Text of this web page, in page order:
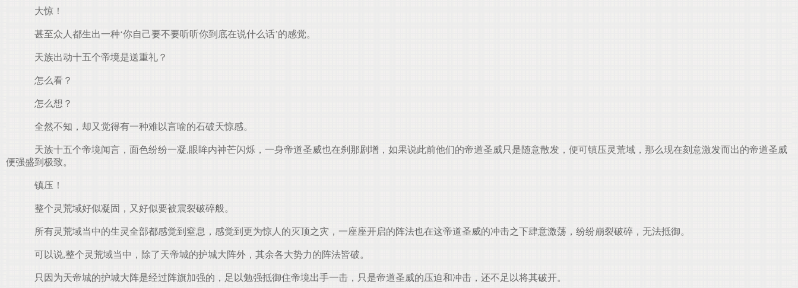
大惊！
甚至众人都生出一种‘你自己要不要听听你到底在说什么话’的感觉。
天族出动十五个帝境是送重礼？
怎么看？
怎么想？
全然不知，却又觉得有一种难以言喻的石破天惊感。
天族十五个帝境闻言，面色纷纷一凝,眼眸内神芒闪烁，一身帝道圣威也在刹那剧增，如果说此前他们的帝道圣威只是随意散发，便可镇压灵荒域，那么现在刻意激发而出的帝道圣威
便强盛到极致。
镇压！
整个灵荒域好似凝固，又好似要被震裂破碎般。
所有灵荒域当中的生灵全部都感觉到窒息，感觉到更为惊人的灭顶之灾，一座座开启的阵法也在这帝道圣威的冲击之下肆意激荡，纷纷崩裂破碎，无法抵御。
可以说,整个灵荒域当中，除了天帝城的护城大阵外，其余各大势力的阵法皆破。
只因为天帝城的护城大阵是经过阵旗加强的，足以勉强抵御住帝境出手一击，只是帝道圣威的压迫和冲击，还不足以将其破开。